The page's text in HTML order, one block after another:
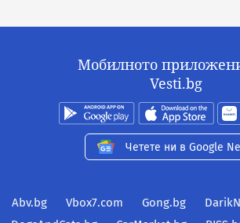
Мобилното
Vesti.bg
Четете ни в Google
Abv.bg Vbox7.com Gong.bg